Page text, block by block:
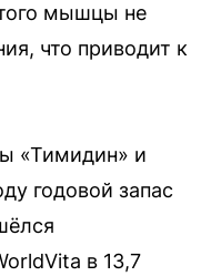
мышцы не
что приводит к
«Тимидин» и
годовой запас
в 13,7